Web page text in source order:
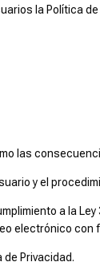
la Política
las
y el
a la
electrónico con
Privacidad.